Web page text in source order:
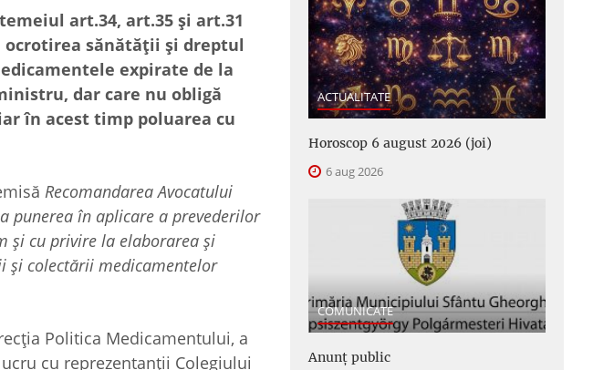
art.34, art.35 și art.31
sănătății și dreptul
expirate de la
dar care nu obligă
în acest timp poluarea cu
Recomandarea Avocatului
punerea în aplicare a prevederilor
și cu privire la elaborarea și
și colectării medicamentelor
Politica Medicamentului, a
cu reprezentanții Colegiului
ACTUALITATE
Horoscop 6 august 2026 (joi)
6 aug 2026
COMUNICATE
Anunţ public